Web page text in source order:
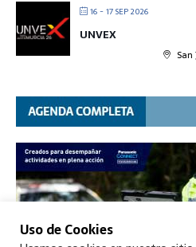
16 - 17 SEP 2026
UNVEX
San
Uso de Cookies